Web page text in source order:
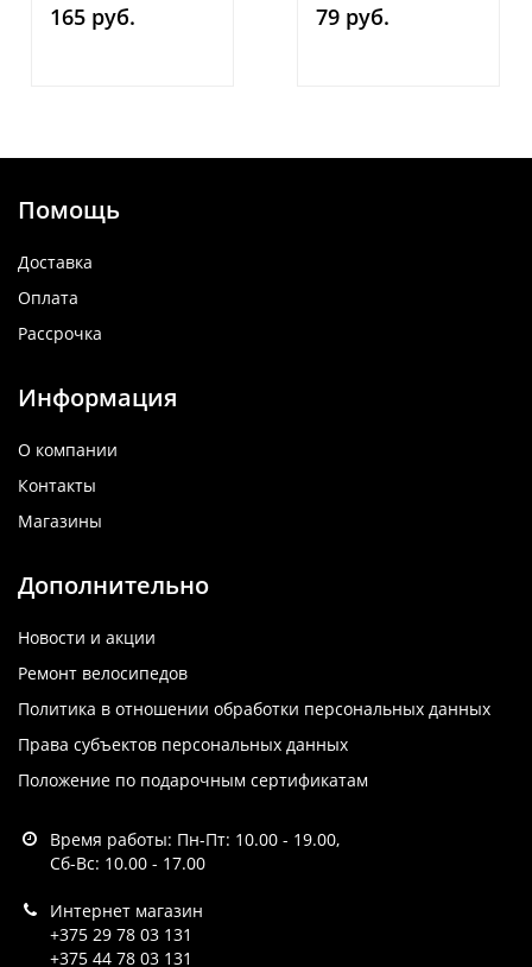
165 руб. 79 руб.
Помощь
Доставка
Оплата
Рассрочка
Информация
О компании
Контакты
Магазины
Дополнительно
Новости и акции
Ремонт велосипедов
Политика в отношении обработки персональных данных
Права субъектов персональных данных
Положение по подарочным сертификатам
Время работы: Пн-Пт: 10.00 - 19.00,
Сб-Вс: 10.00 - 17.00
Интернет магазин
+375 29 78 03 131
+375 44 78 03 131